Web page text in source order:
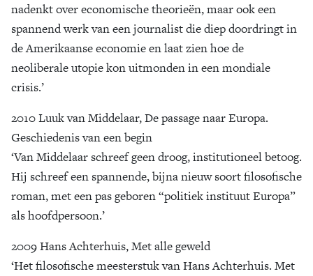
nadenkt over economische theorieën, maar ook een
spannend werk van een journalist die diep doordringt in
de Amerikaanse economie en laat zien hoe de
neoliberale utopie kon uitmonden in een mondiale
crisis.’
2010 Luuk van Middelaar, De passage naar Europa.
Geschiedenis van een begin
‘Van Middelaar schreef geen droog, institutioneel betoog.
Hij schreef een spannende, bijna nieuw soort filosofische
roman, met een pas geboren “politiek instituut Europa”
als hoofdpersoon.’
2009 Hans Achterhuis, Met alle geweld
‘Het filosofische meesterstuk van Hans Achterhuis. Met